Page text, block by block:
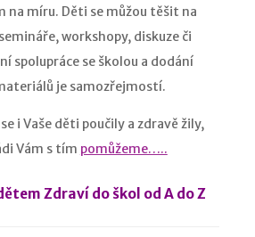
na míru. Děti se můžou těšit na
workshopy, diskuze či
spolupráce se školou a dodání
je samozřejmostí.
i Vaše děti poučily a zdravě žily,
Vám s tím pomůžeme…..
Zdraví do škol od A do Z